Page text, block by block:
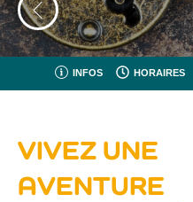
INFOS HORAIRES
VIVEZ UNE
AVENTURE